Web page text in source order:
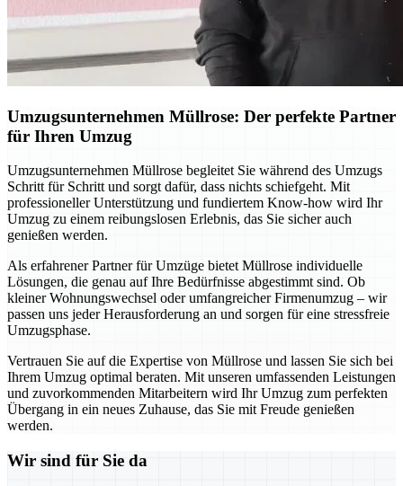
Umzugsunternehmen Müllrose: Der perfekte Partner
für Ihren Umzug
Umzugsunternehmen Müllrose begleitet Sie während des Umzugs
Schritt für Schritt und sorgt dafür, dass nichts schiefgeht. Mit
professioneller Unterstützung und fundiertem Know-how wird Ihr
Umzug zu einem reibungslosen Erlebnis, das Sie sicher auch
genießen werden.
Als erfahrener Partner für Umzüge bietet Müllrose individuelle
Lösungen, die genau auf Ihre Bedürfnisse abgestimmt sind. Ob
kleiner Wohnungswechsel oder umfangreicher Firmenumzug – wir
passen uns jeder Herausforderung an und sorgen für eine stressfreie
Umzugsphase.
Vertrauen Sie auf die Expertise von Müllrose und lassen Sie sich bei
Ihrem Umzug optimal beraten. Mit unseren umfassenden Leistungen
und zuvorkommenden Mitarbeitern wird Ihr Umzug zum perfekten
Übergang in ein neues Zuhause, das Sie mit Freude genießen
werden.
Wir sind für Sie da